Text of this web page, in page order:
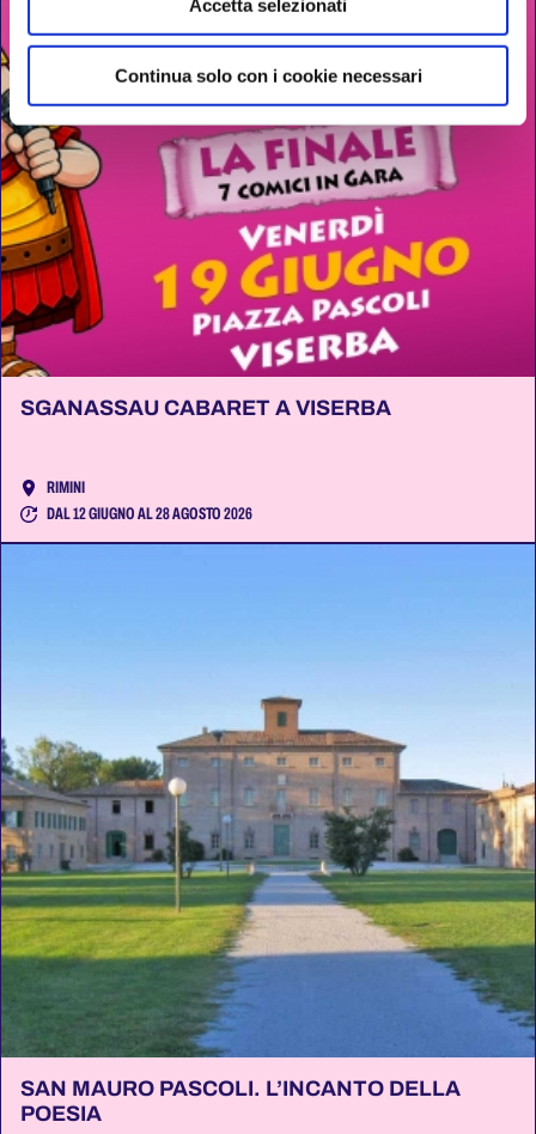
Accetta selezionati
Continua solo con i cookie necessari
SGANASSAU CABARET A VISERBA
RIMINI
DAL 12 GIUGNO AL 28 AGOSTO 2026
SAN MAURO PASCOLI. L’INCANTO DELLA
POESIA